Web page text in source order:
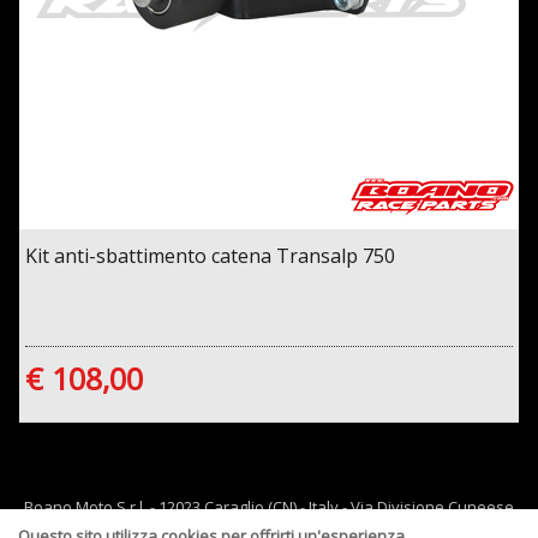
Kit anti-sbattimento catena Transalp 750
€ 108,00
Boano Moto S.r.l. - 12023 Caraglio (CN) - Italy - Via Divisione Cuneese
19/d - tel: 0171 619061 - Email :
info@boano.com - P.IVA:IT02252000043